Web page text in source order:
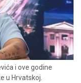
i ove godine
u Hrvatskoj.